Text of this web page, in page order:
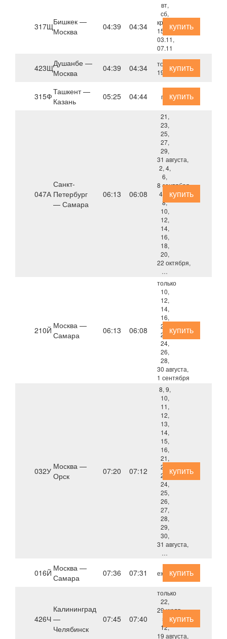
317ЩБишкек —
Москва
04:39 04:34
вт,
сб,
кроме
15.08,
03.11,
07.11
купить
423ЩДушанбе —
Москва
04:39 04:34
только
19 августа
купить
315ФТашкент —
Казань
05:25 04:44 пн купить
047А
Санкт-
Петербург
— Самара
06:13 06:08
21,
23,
25,
27,
29,
31 августа,
2, 4,
6,
8 сентября,
4, 6,
8,
10,
12,
14,
16,
18,
20,
22 октября,
…
купить
210Й Москва —
Самара
06:13 06:08
только
10,
12,
14,
16,
20,
22,
24,
26,
28,
30 августа,
1 сентября
купить
032У Москва —
Орск
07:20 07:12
8, 9,
10,
11,
12,
13,
14,
15,
16,
21,
22,
23,
24,
25,
26,
27,
28,
29,
30,
31 августа,
…
купить
016Й Москва —
Самара
07:36 07:31 ежедневно
купить
426Ч
Калининград
—
Челябинск
07:45 07:40
только
22,
29 июля,
5,
12,
19 августа,
купить